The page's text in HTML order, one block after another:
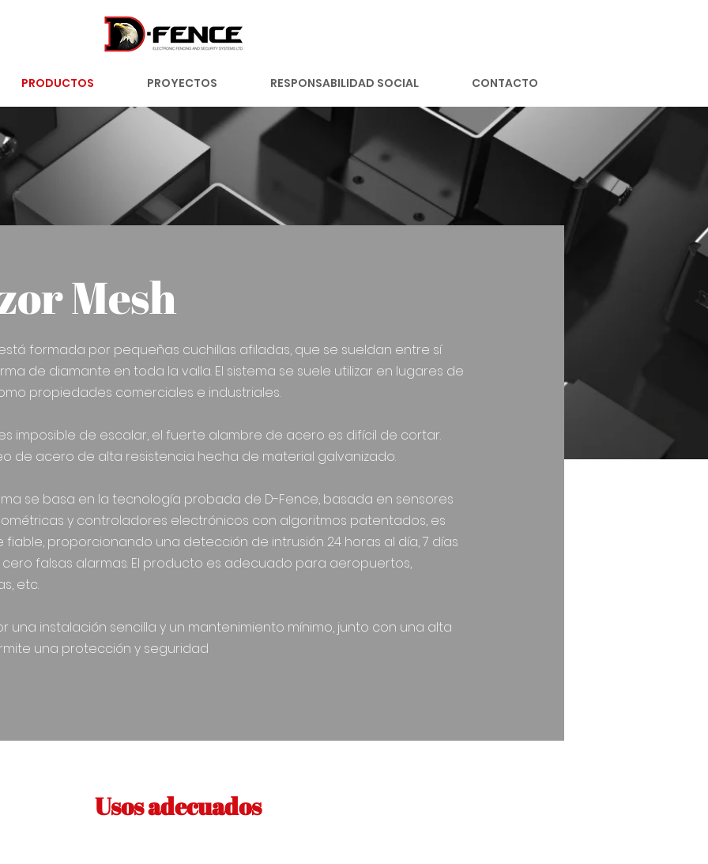
PRODUCTOS PROYECTOS RESPONSABILIDAD SOCIAL CONTACTO
Mesh
formada por pequeñas cuchillas afiladas, que se sueldan entre sí
de diamante en toda la valla. El sistema se suele utilizar en lugares de
propiedades comerciales e industriales.
imposible de escalar, el fuerte alambre de acero es difícil de cortar.
de acero de alta resistencia hecha de material galvanizado.
se basa en la tecnología probada de D-Fence, basada en sensores
y controladores electrónicos con algoritmos patentados, es
proporcionando una detección de intrusión 24 horas al día, 7 días
falsas alarmas. El producto es adecuado para aeropuertos,
etc.
una instalación sencilla y un mantenimiento mínimo, junto con una alta
una protección y seguridad
Usos adecuados